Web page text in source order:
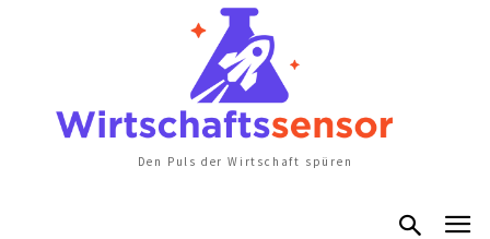
Den Puls der Wirtschaft spüren